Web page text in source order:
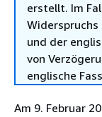
erstellt. Im
Widerspruchs
und der
von
englische
Am 9. Februar